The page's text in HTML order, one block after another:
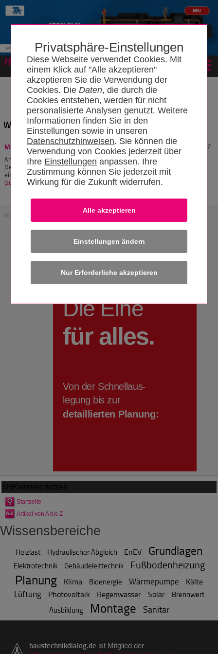
Privatsphäre-Einstellungen
Diese Webseite verwendet Cookies. Mit
einem Klick auf "Alle akzeptieren"
akzeptieren Sie die Verwendung der
Cookies. DieDaten, die durch die
Cookies entstehen, werden für nicht
personalisierte Analysen genutzt. Weitere
Informationen finden Sie in den
Einstellungen sowie in unseren
Datenschutzhinweisen. Sie können die
Verwendung von Cookies jederzeit über
Ihre Einstellungen anpassen. Ihre
Zustimmung können Sie jederzeit mit
Wirkung für die Zukunft widerrufen.
Einstellungen ändern
Wissensbereich: "Made in Germany"
Stand: 08.04.2026 09:10:37
Made in Germany
Am 23. August 1887 wird das Label "Made in Germany" (Hergestellt in
Deutschland) eingeführt. Das Label wurde in zuerst in Großbritannien
eingeführt, um sich gegen den Import ausländischer Produkte zu schützen.
[zum Artikel]
SHKwissen nutzen
Startseite
Artikel von A bis Z
Wissensbereiche
Heizlast Hydraulischer Abgleich EnEV Grundlagen
Elektrotechnik Gebäudeleittechnik Fußbodenheizung
Planung Klima Bioenergie Wärmepumpe Kälte
Lüftung Photovoltaik Regenwasser Solar
Brennwert
Ausbildung
Montage Sanitär
haustechnikdialog.de ist Mitglied der